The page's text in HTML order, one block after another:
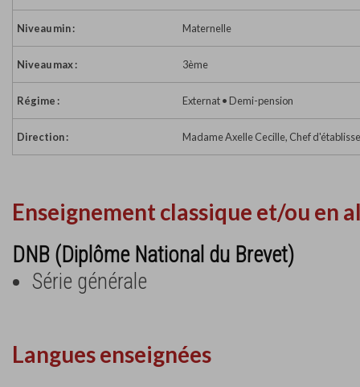
Niveau min : Maternelle
Niveau max : 3ème
Régime : Externat • Demi-pension
Direction : Madame Axelle Cecille, Chef
Enseignement classique et/ou en
DNB (Diplôme National du Brevet)
Série générale
Langues enseignées